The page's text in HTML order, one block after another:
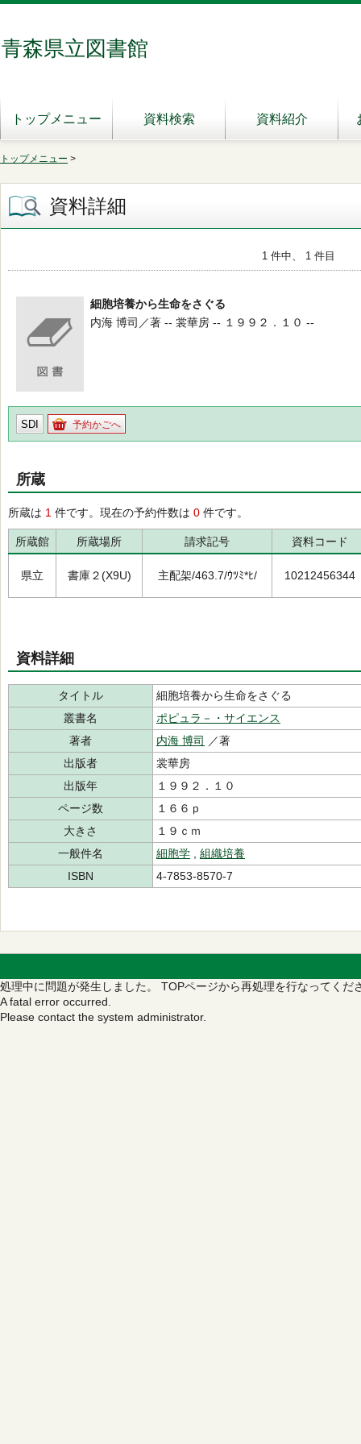
青森県立図書館
トップメニュー 資料検索 資料紹介
トップメニュー >
資料詳細
1 件中、 1 件目
細胞培養から生命をさぐる
内海 博司／著 -- 裳華房 -- １９９２．１０ --
SDI 予約かごへ
所蔵
所蔵は 1 件です。現在の予約件数は 0 件です。
所蔵館 所蔵場所 請求記号 資料コード
県立 書庫２(X9U) 主配架/463.7/ｳﾂﾐ*ﾋ/ 10212456344
資料詳細
タイトル
細胞培養から生命をさぐる
叢書名
ポピュラ－・サイエンス
著者
内海 博司
／著
出版者
裳華房
出版年
１９９２．１０
ページ数
１６６ｐ
大きさ
１９ｃｍ
一般件名
細胞学
組織培養
ISBN
4-7853-8570-7
処理中に問題が発生しました。 TOPページから再処理を行なってくだ
A fatal error occurred.
Please contact the system administrator.